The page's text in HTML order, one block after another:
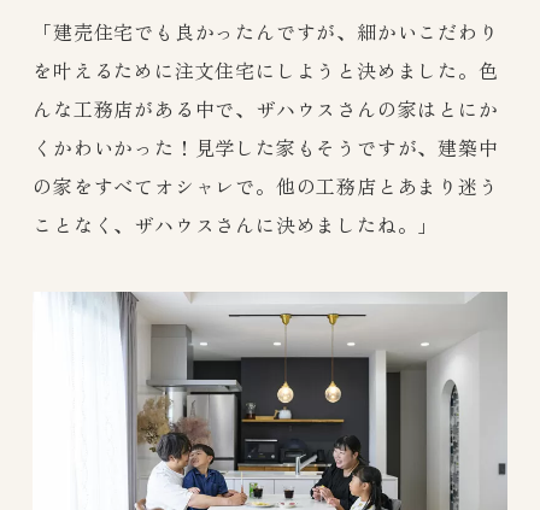
「建売住宅でも良かったんですが、細かいこだわり
を叶えるために注文住宅にしようと決めました。色
んな工務店がある中で、ザハウスさんの家はとにか
くかわいかった！見学した家もそうですが、建築中
の家をすべてオシャレで。他の工務店とあまり迷う
ことなく、ザハウスさんに決めましたね。」